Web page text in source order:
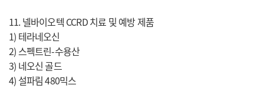
11. 넬바이오텍 CCRD 치료 및 예방 제품
1) 테라네오신
2) 스펙트린-수용산
3) 네오신 골드
4) 설파림 480믹스